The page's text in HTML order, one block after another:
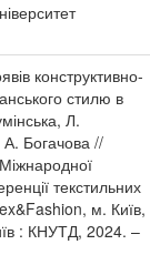
конструктивно-
стилю в
Л.
Богачова //
текстильних
м. Київ,
: КНУТД, 2024. –